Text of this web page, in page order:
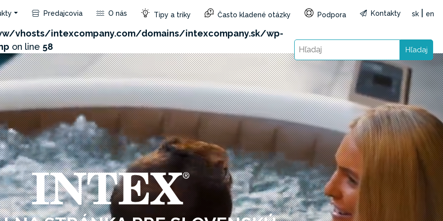
product/api.php?id=189&not_use_region=1&reg=SK&lang=sk): Failed to open stream: HTTP
vhosts/intexcompany.com/domains/intexcompany.sk/wp-
on line 58
Predajcovia O nás Tipy a triky Často kladené otázky Podpora Kontakty sk en
Hľadaj